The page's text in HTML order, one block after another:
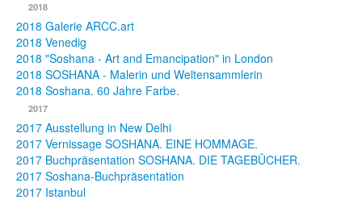
2018
2018 Galerie ARCC.art
2018 Venedig
2018 "Soshana - Art and Emancipation" in London
2018 SOSHANA - Malerin und Weltensammlerin
2018 Soshana. 60 Jahre Farbe.
2017
2017 Ausstellung in New Delhi
2017 Vernissage SOSHANA. EINE HOMMAGE.
2017 Buchpräsentation SOSHANA. DIE TAGEBÜCHER.
2017 Soshana-Buchpräsentation
2017 Istanbul